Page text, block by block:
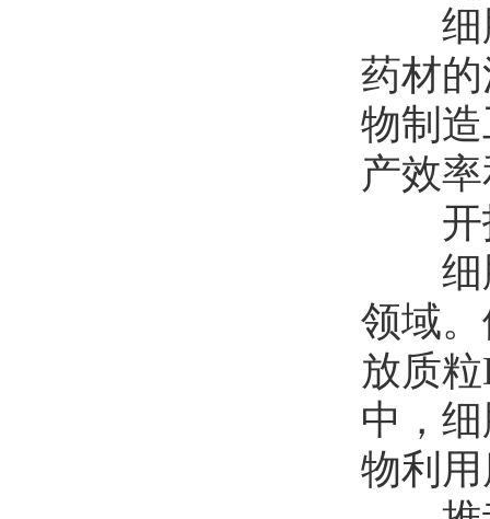
细胞
药材
物制
产效
开拓
细胞
领域
放质
中，
物利